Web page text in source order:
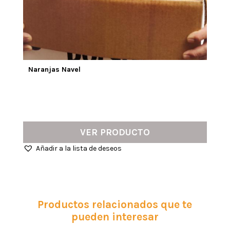
Naranjas Navel
VER PRODUCTO
Añadir a la lista de deseos
Productos relacionados que te
pueden interesar